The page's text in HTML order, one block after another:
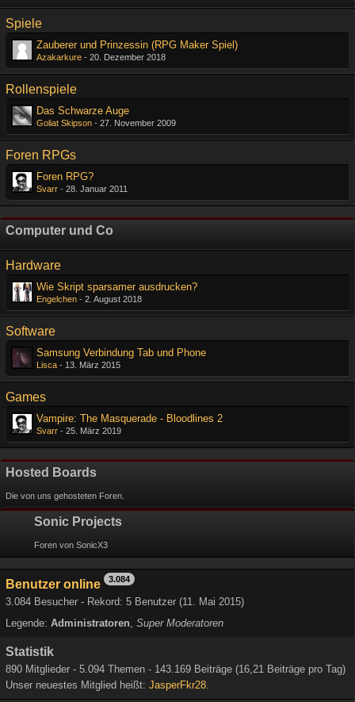
Spiele
Zauberer und Prinzessin (RPG Maker Spiel)
Azakarkure - 20. Dezember 2018
Rollenspiele
Das Schwarze Auge
Goliat Skipson - 27. November 2009
Foren RPGs
Foren RPG?
Svarr - 28. Januar 2011
Computer und Co
Hardware
Wie Skript sparsamer ausdrucken?
Engelchen - 2. August 2018
Software
Samsung Verbindung Tab und Phone
Lisca - 13. März 2015
Games
Vampire: The Masquerade - Bloodlines 2
Svarr - 25. März 2019
Hosted Boards
Die von uns gehosteten Foren.
Sonic Projects
Foren von SonicX3
Benutzer online 3.084
3.084 Besucher - Rekord: 5 Benutzer (11. Mai 2015)
Legende: Administratoren Super Moderatoren
Statistik
890 Mitglieder - 5.094 Themen - 143.169 Beiträge (16,21 Beiträge pro Tag)
Unser neuestes Mitglied heißt: JasperFkr28.